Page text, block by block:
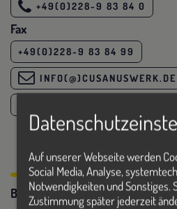
+49(0)228-9 83 84 0
Fax
+49(0)228-9 83 84 99
INFO(@)CUSANUSWERK.DE
Beitrag teilen:
Auf unserer Webseite werden
Social Media, Analyse,
Notwendigkeiten und Sonstiges.
Zustimmung später jederzeit